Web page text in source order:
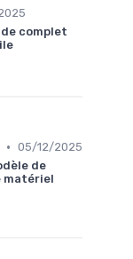
complet
• 05/12/2025
de